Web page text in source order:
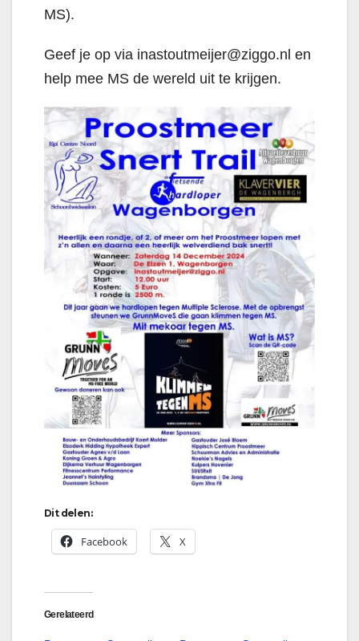
MS).
Geef je op via inastoutmeijer@ziggo.nl en
help mee MS de wereld uit te krijgen.
Dit delen:
Facebook X
Gerelateerd